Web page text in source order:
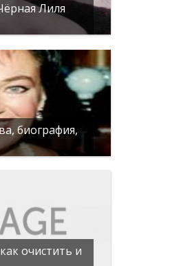
Лиля
биография,
очистить и